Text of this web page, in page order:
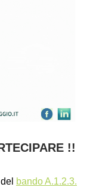
!!
bando A.1.2.3.